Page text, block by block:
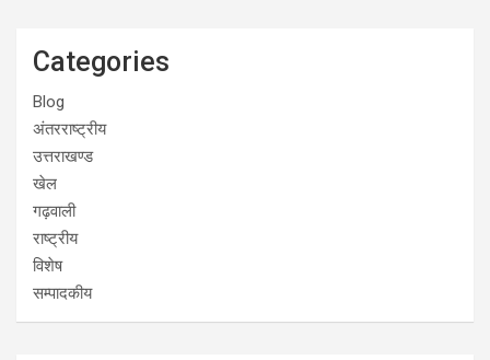
Categories
Blog
अंतरराष्ट्रीय
उत्तराखण्ड
खेल
गढ़वाली
राष्ट्रीय
विशेष
सम्पादकीय